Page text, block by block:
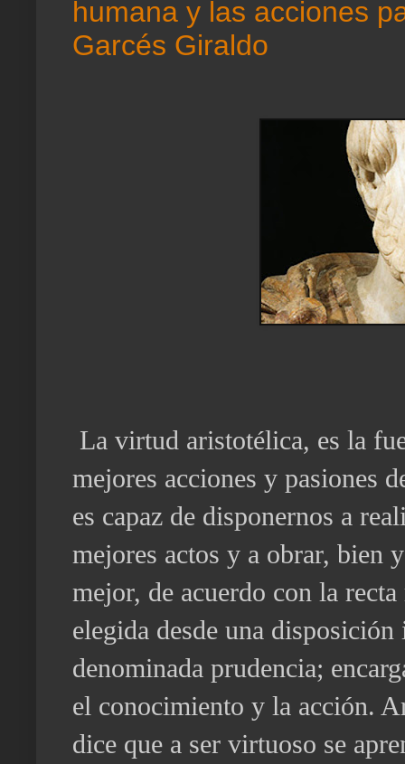
humana y las acciones
Garcés Giraldo
La virtud aristotélica, es la
mejores acciones y pasiones
es capaz de disponernos a
mejores actos y a obrar, bien
mejor, de acuerdo con la recta
elegida desde una disposición
denominada prudencia;
el conocimiento y la acción.
dice que a ser virtuoso se